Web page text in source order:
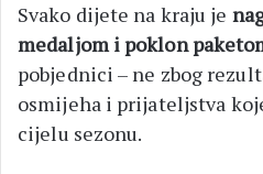
Svako dijete na kraju je
medaljom i poklon
pobjednici – ne zbog
osmijeha i prijateljstva
cijelu sezonu.